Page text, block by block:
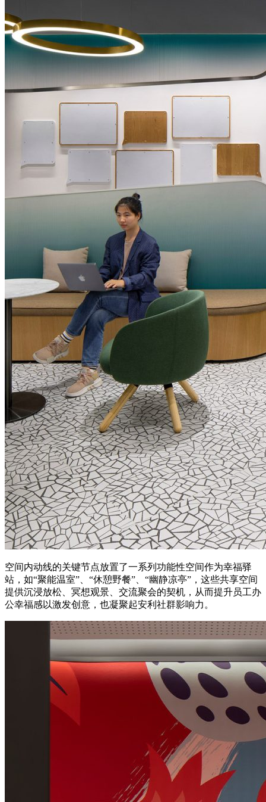
空间内动线的关键节点放置了一系列功能性空间作为幸福驿
站，如“聚能温室”、“休憩野餐”、“幽静凉亭”，这些共享空间
提供沉浸放松、冥想观景、交流聚会的契机，从而提升员工办
公幸福感以激发创意，也凝聚起安利社群影响力。